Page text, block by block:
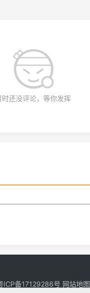
时还没评论，等你发挥
ICP备17129286号 网站地图